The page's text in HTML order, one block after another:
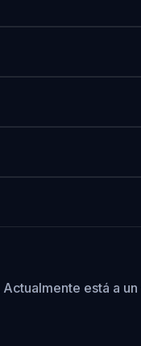
Actualmente está a un